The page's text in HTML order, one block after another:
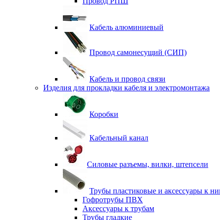
Кабель алюминиевый
Провод самонесущий (СИП)
Кабель и провод связи
Изделия для прокладки кабеля и электромонтажа
Коробки
Кабельный канал
Силовые разъемы, вилки, штепсели
Трубы пластиковые и аксессуары к
Гофротрубы ПВХ
Аксессуары к трубам
Трубы гладкие